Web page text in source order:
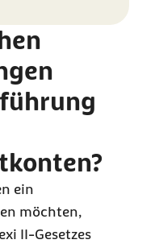
ein
möchten,
II-Gesetzes